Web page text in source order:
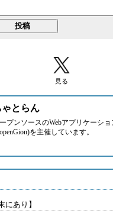
見る
ゃとらん
プンソースのWebアプリケーシ
openGion)を主催しています。
にあり】